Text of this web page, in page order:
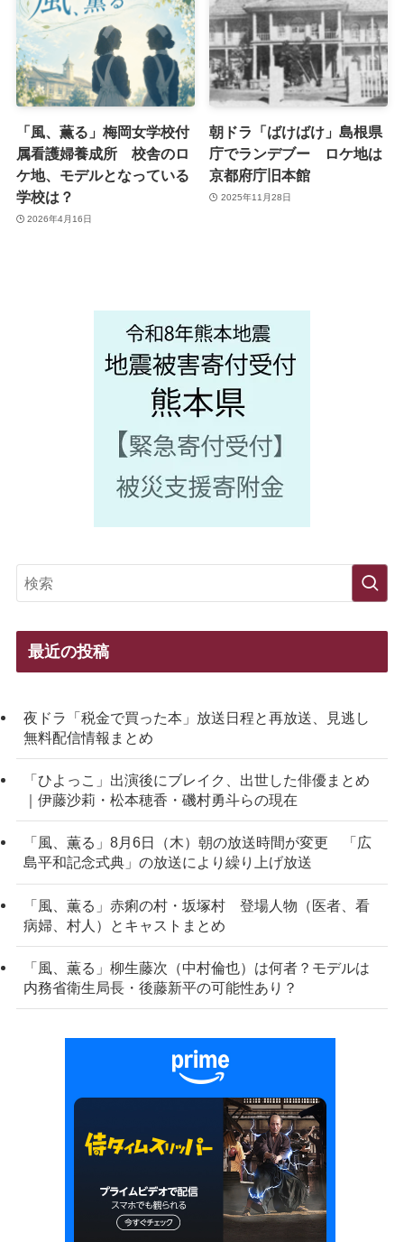
「風、薫る」梅岡女学校付
属看護婦養成所 校舎のロ
ケ地、モデルとなっている
学校は？
2026年4月16日
朝ドラ「ばけばけ」島根県
庁でランデブー ロケ地は
京都府庁旧本館
2025年11月28日
最近の投稿
夜ドラ「税金で買った本」放送日程と再放送、見逃し
無料配信情報まとめ
「ひよっこ」出演後にブレイク、出世した俳優まとめ
｜伊藤沙莉・松本穂香・磯村勇斗らの現在
「風、薫る」8月6日（木）朝の放送時間が変更 「広
島平和記念式典」の放送により繰り上げ放送
「風、薫る」赤痢の村・坂塚村 登場人物（医者、看
病婦、村人）とキャストまとめ
「風、薫る」柳生藤次（中村倫也）は何者？モデルは
内務省衛生局長・後藤新平の可能性あり？